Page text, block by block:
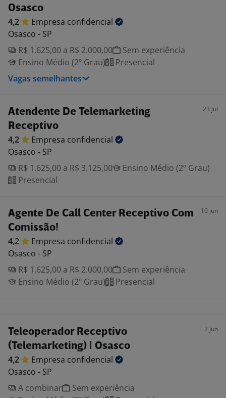
Osasco
4,2 Empresa confidencial
Osasco - SP
R$ 1.625,00 a R$ 2.000,00
Sem experiência
Ensino Médio (2º Grau)
Presencial
Vagas semelhantes
Atendente De Telemarketing
Receptivo
23 jul
4,2 Empresa confidencial
Osasco - SP
R$ 1.625,00 a R$ 3.125,00
Ensino Médio (2º Grau)
Presencial
Agente De Call Center Receptivo Com
Comissão!
10 jun
4,2 Empresa confidencial
Osasco - SP
R$ 1.625,00 a R$ 2.000,00
Sem experiência
Ensino Médio (2º Grau)
Presencial
Teleoperador Receptivo
(Telemarketing) | Osasco
2 jun
4,2 Empresa confidencial
Osasco - SP
A combinar
Sem experiência